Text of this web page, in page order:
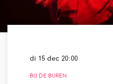
BIJ DE BUREN
di 15 dec 20:00